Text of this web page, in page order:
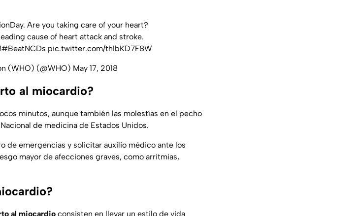
. Are you taking care of your heart?
cause of heart attack and stroke.
#BeatNCDs pic.twitter.com/thIbKD7F8W
(WHO) (@WHO) May 17, 2018
al miocardio?
minutos, aunque también las molestías en el pecho
de medicina de Estados Unidos.
de emergencias y solicitar auxilio médico ante los
mayor de afecciones graves, como arritmias,
al miocardio consisten en llevar un estilo de vida